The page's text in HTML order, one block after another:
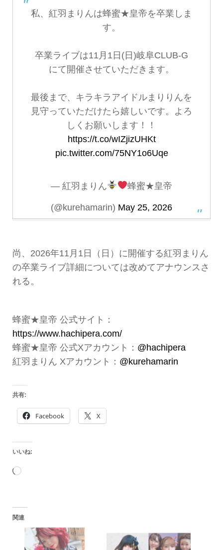
私、紅羽まりんは蜂蜜★皇帝を卒業しま
す。
卒業ライブは11月1日(日)岐阜CLUB-G
にて開催させていただきます。
最後まで、キラキラアイドルまりりんを
見守っていただけたら嬉しいです。よろ
しくお願いします！！
https://t.co/wIZjizUHKt
pic.twitter.com/75NY1o6Uqe
— 紅羽まりん 蜂蜜★皇帝
(@kurehamarin) May 25, 2026
尚、2026年11月1日（日）に開催する紅羽まりん
の卒業ライブ詳細については改めてアナウンスさ
れる。
蜂蜜★皇帝 公式サイト：
https://www.hachipera.com/
蜂蜜★皇帝 公式Xアカウント： @hachipera
紅羽まりん Xアカウント： @kurehamarin
共有:
Facebook X
いいね:
読
込
み
関連